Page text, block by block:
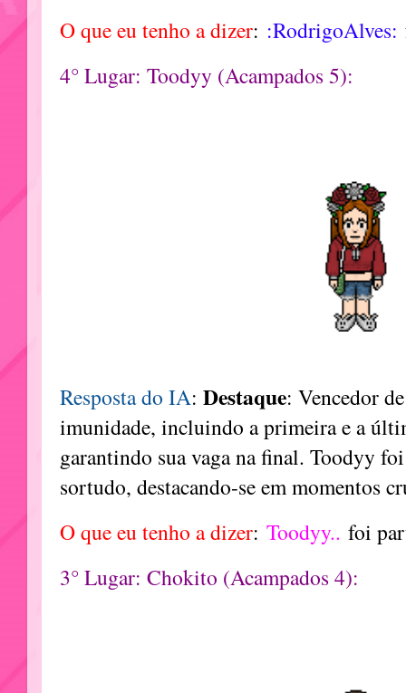
O que eu tenho a dizer: :RodrigoAlves:
4° Lugar: Toodyy (Acampados 5):
Resposta do IA: Destaque: Vencedor
imunidade, incluindo a primeira e a
garantindo sua vaga na final. Toodyy
sortudo, destacando-se em momentos
O que eu tenho a dizer: Toodyy.. foi
3° Lugar: Chokito (Acampados 4):